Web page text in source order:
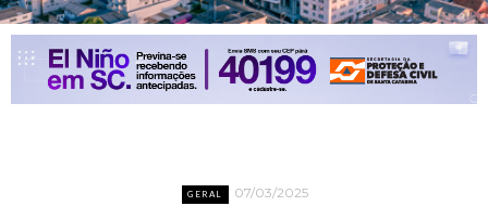
GERAL 07/03/2025